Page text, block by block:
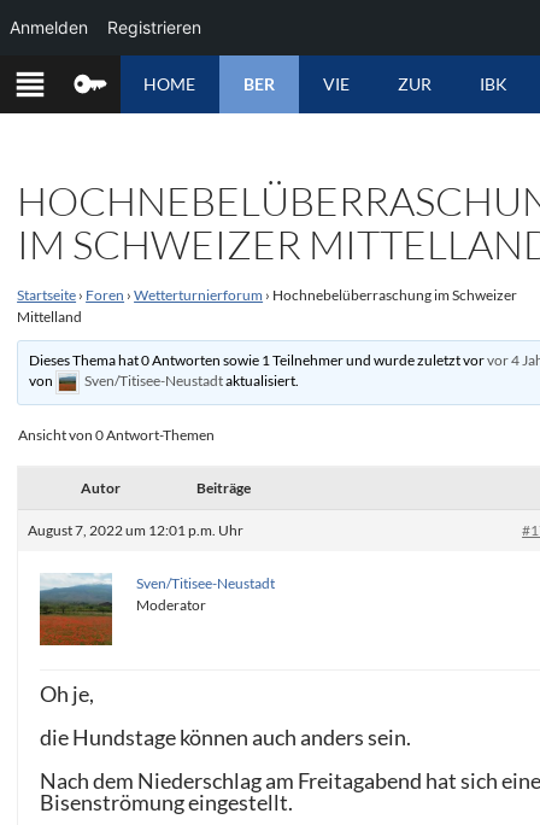
ZUM
INHALT
HOME BER VIE ZUR IBK
IM SCHWEIZER
Startseite › Foren › Wetterturnierforum › Hochnebelüberraschung im Schweizer
Mittelland
Dieses Thema hat 0 Antworten sowie 1 Teilnehmer und wurde zuletzt vorvor 4
von
Sven/Titisee-Neustadtaktualisiert.
Ansicht von 0 Antwort-Themen
Autor Beiträge
August 7, 2022 um 12:01 p.m. Uhr
Sven/Titisee-Neustadt
Moderator
Oh je,
die Hundstage können auch anders sein.
Nach dem Niederschlag am Freitagabend hat sich
Bisenströmung eingestellt.
Anmelden Registrieren